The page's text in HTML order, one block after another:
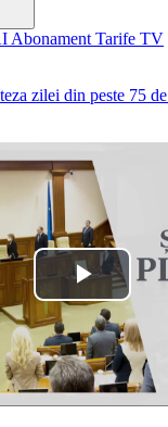
Abonament Tarife TV
zilei din peste 75
Play
Video